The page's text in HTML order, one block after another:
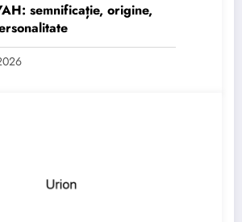
semnificație, origine,